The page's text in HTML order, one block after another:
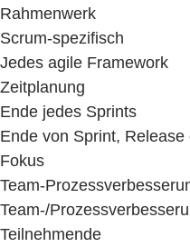
Rahmenwerk
Scrum-spezifisch
Jedes agile Framework
Zeitplanung
Ende jedes Sprints
Ende von Sprint,
Fokus
Team-
Team-/
Teilnehmende